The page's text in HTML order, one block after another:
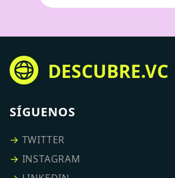
DESCUBRE.VC
SÍGUENOS
→ TWITTER
→ INSTAGRAM